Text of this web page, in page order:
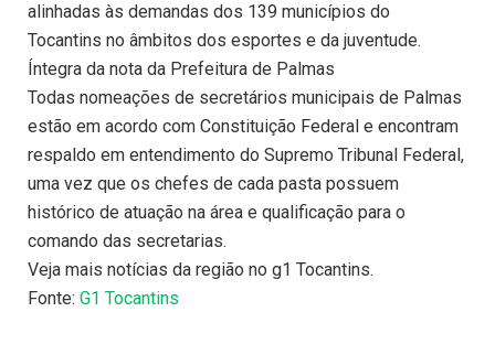
alinhadas às demandas dos 139 municípios do
Tocantins no âmbitos dos esportes e da juventude.
Íntegra da nota da Prefeitura de Palmas
Todas nomeações de secretários municipais de Palmas
estão em acordo com Constituição Federal e encontram
respaldo em entendimento do Supremo Tribunal Federal,
uma vez que os chefes de cada pasta possuem
histórico de atuação na área e qualificação para o
comando das secretarias.
Veja mais notícias da região no g1 Tocantins.
Fonte: G1 Tocantins